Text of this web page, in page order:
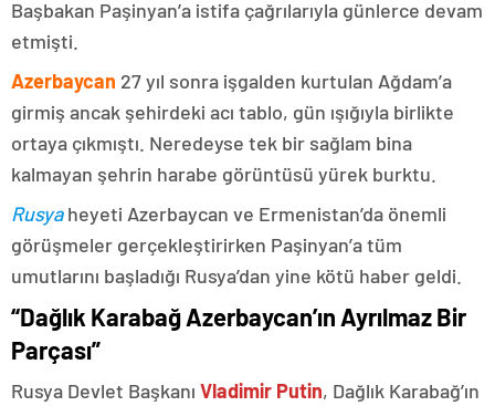
Başbakan Paşinyan’a istifa çağrılarıyla günlerce devam
etmişti.
Azerbaycan 27 yıl sonra işgalden kurtulan Ağdam’a
girmiş ancak şehirdeki acı tablo, gün ışığıyla birlikte
ortaya çıkmıştı. Neredeyse tek bir sağlam bina
kalmayan şehrin harabe görüntüsü yürek burktu.
Rusyaheyeti Azerbaycan ve Ermenistan’da önemli
görüşmeler gerçekleştirirken Paşinyan’a tüm
umutlarını başladığı Rusya’dan yine kötü haber geldi.
“Dağlık Karabağ Azerbaycan’ın Ayrılmaz Bir
Parçası”
Rusya Devlet Başkanı Vladimir Putin, Dağlık Karabağ’ın